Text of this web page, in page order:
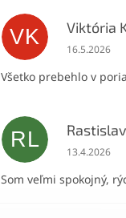
VK Viktória
16.5.2026
Všetko prebehlo v
RL
13.4.2026
Som veľmi spokojný,